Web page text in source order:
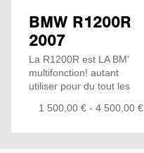
BMW R1200R
2007
La R1200R est LA BM'
multifonction! autant
utiliser pour du tout les
déplacement rapide et
1 500,00 € - 4 500,00 €